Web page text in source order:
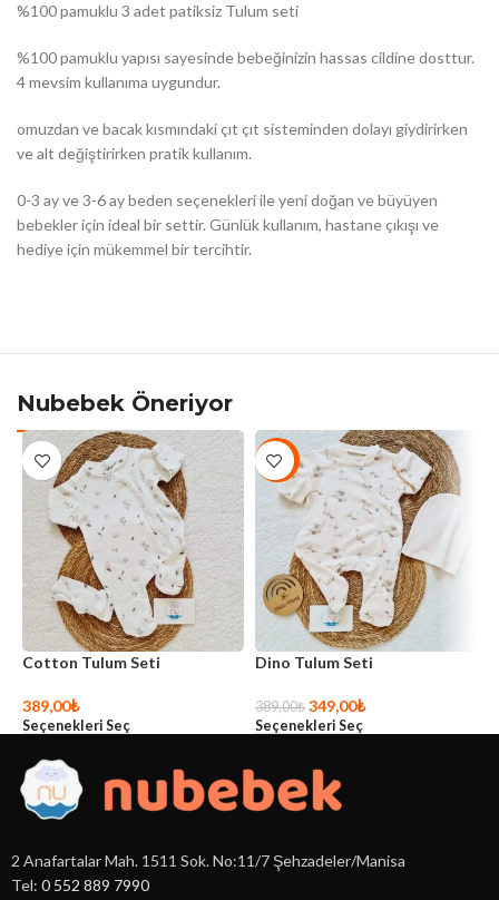
%100 pamuklu 3 adet patiksiz Tulum seti
%100 pamuklu yapısı sayesinde bebeğinizin hassas cildine dosttur.
4 mevsim kullanıma uygundur.
omuzdan ve bacak kısmındaki çıt çıt sisteminden dolayı giydirirken
ve alt değiştirirken pratik kullanım.
0-3 ay ve 3-6 ay beden seçenekleri ile yeni doğan ve büyüyen
bebekler için ideal bir settir. Günlük kullanım, hastane çıkışı ve
hediye için mükemmel bir tercihtir.
Nubebek Öneriyor
Cotton Tulum Seti
389,00₺
Seçenekleri Seç
-10%
Dino Tulum Seti
389,00₺ 349,00₺
Seçenekleri Seç
2 Anafartalar Mah. 1511 Sok. No:11/7 Şehzadeler/Manisa
Tel: 0 552 889 7990